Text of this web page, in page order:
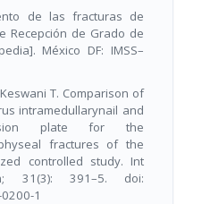
de las fracturas de
Recepción de Grado de
México DF: IMSS–
T. Comparison of
intramedullarynail and
plate for the
fractures of the
controlled study. Int
31(3): 391–5. doi:
1